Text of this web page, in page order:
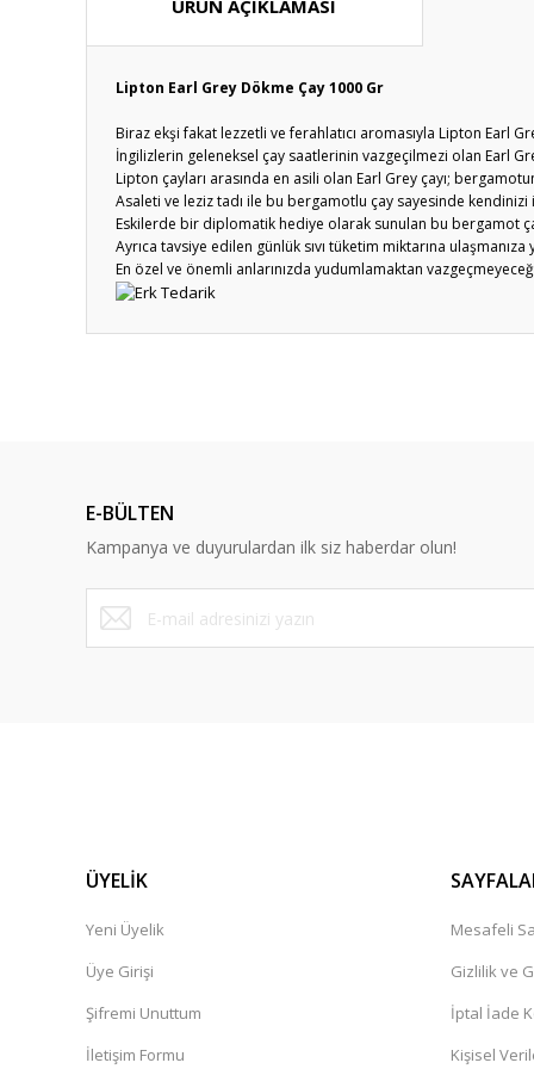
ÜRÜN AÇIKLAMASI
Lipton Earl Grey Dökme Çay 1000 Gr
Biraz ekşi fakat lezzetli ve ferahlatıcı aromasıyla Lipton Earl
İngilizlerin geleneksel çay saatlerinin vazgeçilmezi olan Earl
Lipton çayları arasında en asili olan Earl Grey çayı;
Asaleti ve leziz tadı ile bu bergamotlu çay sayesinde kendinizi
Eskilerde bir diplomatik hediye olarak sunulan bu bergamot
Ayrıca tavsiye edilen günlük sıvı tüketim miktarına
En özel ve önemli anlarınızda yudumlamaktan
Ürün bilgilerinde hatalar bulunuyor.
Ürün fiyatı diğer sitelerden daha pahalı.
Bu ürüne benzer farklı alternatifler olmalı.
E-BÜLTEN
Kampanya ve duyurulardan ilk siz haberdar olun!
ÜYELİK
Yeni Üyelik
Üye Girişi
Şifremi Unuttum
İletişim Formu
Mesafeli
Gizlilik ve
İptal İade
Kişisel